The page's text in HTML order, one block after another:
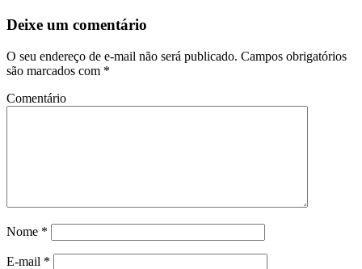
Deixe um comentário
O seu endereço de e-mail não será publicado. Campos obrigatórios
são marcados com *
Comentário
Nome *
E-mail *